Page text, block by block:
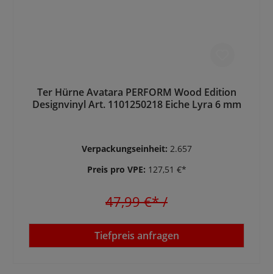
Ter Hürne Avatara PERFORM Wood Edition
Designvinyl Art. 1101250218 Eiche Lyra 6 mm
Verpackungseinheit: 2.657
Preis pro VPE: 127,51 €*
47,99 €*/
Tiefpreis anfragen